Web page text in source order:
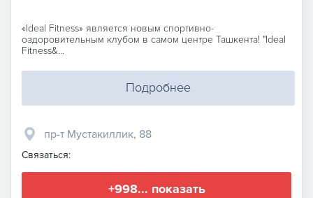
«Ideal Fitness» является новым спортивно-
оздоровительным клубом в самом центре Ташкента! "Ideal
Fitness&...
Подробнее
пр-т Мустакиллик, 88
Связаться:
+998... показать